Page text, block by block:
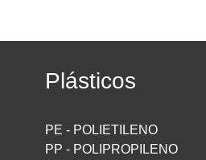
Plásticos
PE - POLIETILENO
PP - POLIPROPILENO